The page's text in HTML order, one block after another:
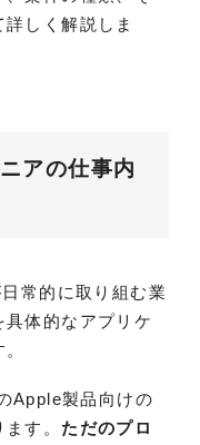
しく解説しま
アの仕事内
常的に取り組む業
体的なアプリケ
Apple製品向けの
す。 ただのプロ